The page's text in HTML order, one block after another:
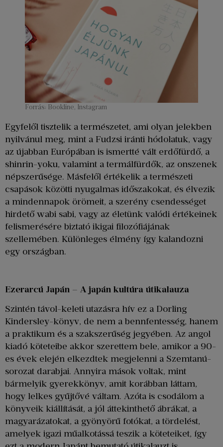
Forrás: Bookline, Instagram
Egyfelől tisztelik a természetet, ami olyan jelekben
nyilvánul meg, mint a Fudzsi iránti hódolatuk, vagy
az újabban Európában is ismertté vált erdőfürdő, a
shinrin-yoku, valamint a termálfürdők, az onszenek
népszerűsége. Másfelől értékelik a természeti
csapások közötti nyugalmas időszakokat, és élvezik
a mindennapok örömeit, a szerény csendességet
hirdető wabi sabi, vagy az életünk valódi értékeinek
felismerésére biztató ikigai filozófiájának
szellemében. Különleges élmény így kalandozni
egy országban.
Ezerarcú Japán – A japán kultúra útikalauza
Szintén távol-keleti utazásra hív ez a Dorling
Kindersley-könyv, de nem a bennfentesség, hanem
a praktikum és a szakszerűség jegyében. Az angol
kiadó köteteibe akkor szerettem bele, amikor a 90-
es évek elején elkezdtek megjelenni a Szemtanú-
sorozat darabjai. Annyira mások voltak, mint
bármelyik gyerekkönyv, amit korábban láttam,
hogy lelkes gyűjtővé váltam. Azóta is csodálom a
könyveik kiállítását, a jól áttekinthető ábrákat, a
magyarázatokat, a gyönyörű fotókat, a tördelést,
amelyek igazi műalkotássá teszik a köteteiket, így